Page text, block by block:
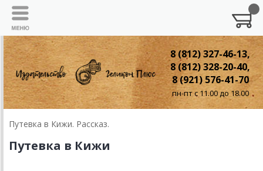
8 (812) 327-46-13,
8 (812) 328-20-40,
8 (921) 576-41-70
пн-пт с 11.00 до 18.00
Путевка в Кижи. Рассказ.
Путевка в Кижи